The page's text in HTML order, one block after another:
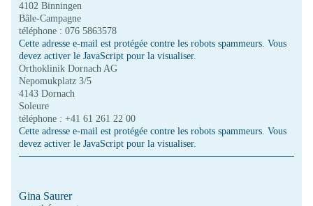
4102 Binningen
Bâle-Campagne
téléphone : 076 5863578
Cette adresse e-mail est protégée contre les robots spammeurs. Vous
devez activer le JavaScript pour la visualiser.
Orthoklinik Dornach AG
Nepomukplatz 3/5
4143 Dornach
Soleure
téléphone : +41 61 261 22 00
Cette adresse e-mail est protégée contre les robots spammeurs. Vous
devez activer le JavaScript pour la visualiser.
Gina Saurer